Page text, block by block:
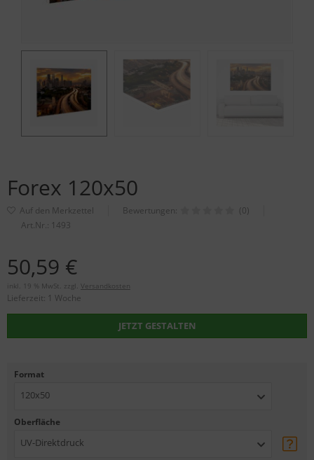
Forex 120x50
Bewertungen:
(0)
Art.Nr.: 1493
50,59 €
inkl. 19 % MwSt. zzgl. Versandkosten
Lieferzeit: 1 Woche
JETZT GESTALTEN
Format
120x50
Oberfläche
UV-Direktdruck